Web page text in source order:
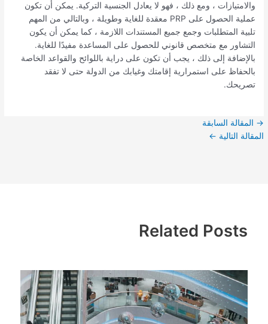
والامتيازات ، ومع ذلك ، فهو لا يعادل الجنسية التركية. يمكن أن تكون
عملية الحصول على PRP معقدة للغاية وطويلة ، وبالتالي من المهم
تلبية المتطلبات وجمع جميع المستندات اللازمة ، كما يمكن أن يكون
التشاور مع متخصص قانوني للحصول على المساعدة مفيدًا للغاية.
بالإضافة إلى ذلك ، يجب أن تكون على دراية باللوائح والقواعد الخاصة
بالحفاظ على استمرارية إقامتك وغيابك من الدولة حتى لا تفقد
تصريحك.
→ المقالة السابقة
المقالة التالية ←
Related Posts